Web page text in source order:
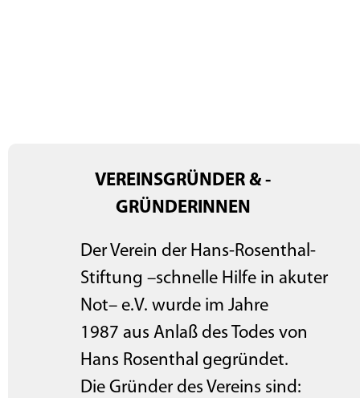
VEREINSGRÜNDER & -
GRÜNDERINNEN
Der Verein der Hans-Rosenthal-
Stiftung –schnelle Hilfe in akuter
Not– e.V. wurde im Jahre
1987 aus Anlaß des Todes von
Hans Rosenthal gegründet.
Die Gründer des Vereins sind: